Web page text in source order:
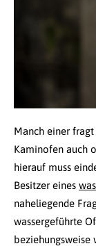
Manch einer
Kaminofen auch
hierauf muss
Besitzer eines
naheliegende
wassergeführte
beziehungsweise